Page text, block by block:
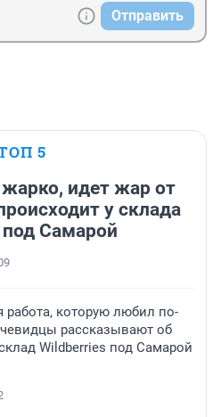
Отправить
5
жарко, идет жар от
у склада
Самарой
работа, которую любил по-
рассказывают об
Wildberries под Самарой